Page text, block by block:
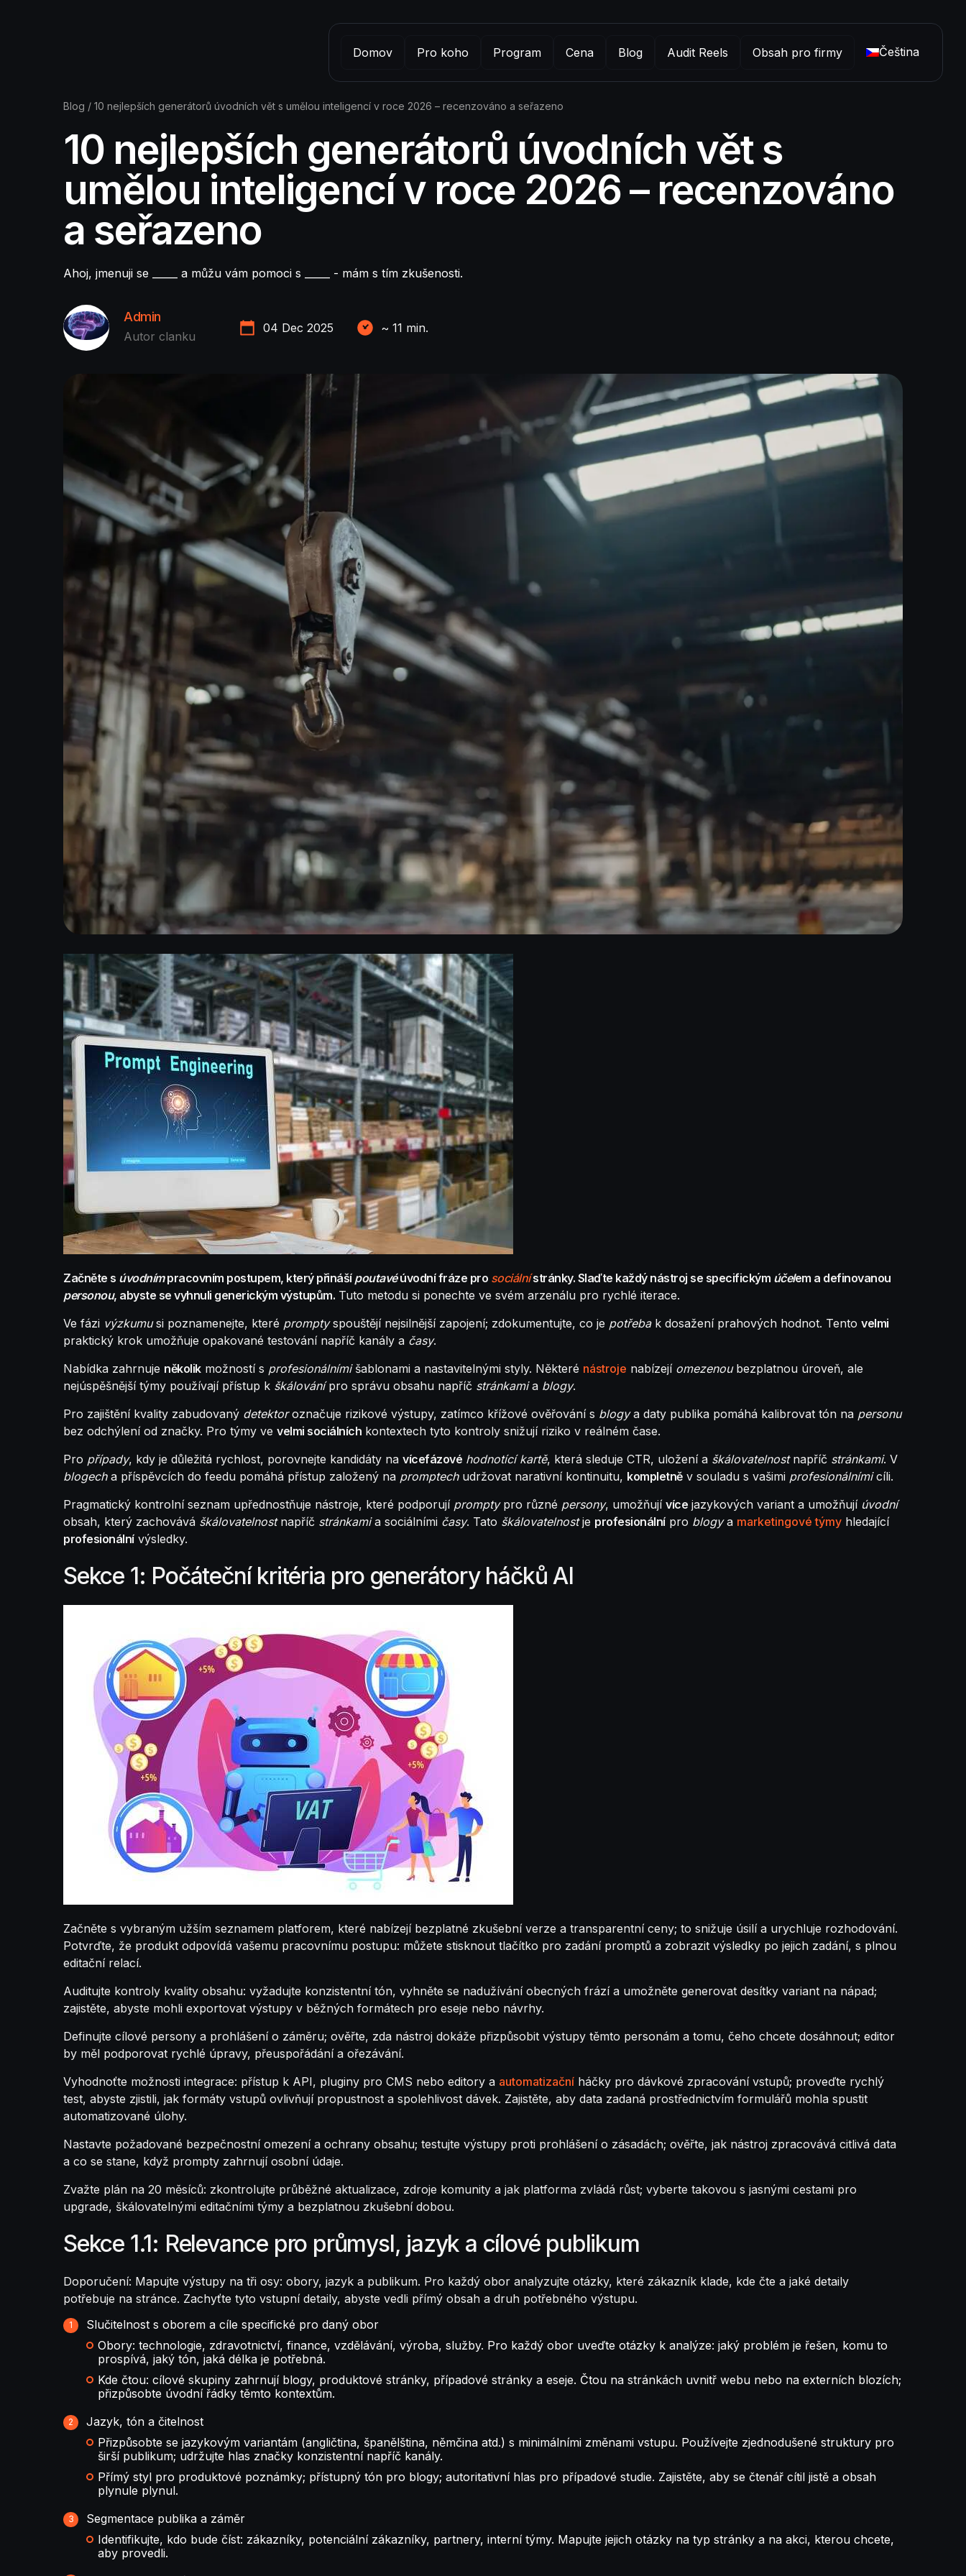
Domov Pro koho Program Cena Blog Audit Reels Obsah pro firmy Čeština
Blog / 10 nejlepších generátorů úvodních vět s umělou inteligencí v roce 2026 – recenzováno a seřazeno
10 nejlepších generátorů úvodních vět s
umělou inteligencí v roce 2026 – recenzováno
a seřazeno
Ahoj, jmenuji se _____ a můžu vám pomoci s _____ - mám s tím zkušenosti.
Admin
Autor clanku
04 Dec 2025 ~ 11 min.
Začněte s úvodnímpracovním postupem, který přináší poutavéúvodní fráze pro sociálnístránky. Slaďte každý nástroj se specifickým účelem a definovanou
personou, abyste se vyhnuli generickým výstupům. Tuto metodu si ponechte ve svém arzenálu pro rychlé iterace.
Ve fázi výzkumusi poznamenejte, které promptyspouštějí nejsilnější zapojení; zdokumentujte, co je potřebak dosažení prahových hodnot. Tento velmi
praktický krok umožňuje opakované testování napříč kanály a časy.
Nabídka zahrnuje několikmožností s profesionálnímišablonami a nastavitelnými styly. Některé nástroje nabízejí omezenoubezplatnou úroveň, ale
nejúspěšnější týmy používají přístup k škálovánípro správu obsahu napříč stránkamia blogy.
Pro zajištění kvality zabudovaný detektoroznačuje rizikové výstupy, zatímco křížové ověřování s blogya daty publika pomáhá kalibrovat tón na personu
bez odchýlení od značky. Pro týmy ve velmi sociálních kontextech tyto kontroly snižují riziko v reálném čase.
Pro případy, kdy je důležitá rychlost, porovnejte kandidáty na vícefázové hodnotící kartě, která sleduje CTR, uložení a škálovatelnostnapříč stránkami. V
blogecha příspěvcích do feedu pomáhá přístup založený na promptechudržovat narativní kontinuitu, kompletněv souladu s vašimi profesionálnímicíli.
Pragmatický kontrolní seznam upřednostňuje nástroje, které podporují promptypro různé persony, umožňují více jazykových variant a umožňují úvodní
obsah, který zachovává škálovatelnostnapříč stránkamia sociálními časy. Tato škálovatelnostje profesionálnípro blogya marketingové týmyhledající
profesionálnívýsledky.
Sekce 1: Počáteční kritéria pro generátory háčků AI
Začněte s vybraným užším seznamem platforem, které nabízejí bezplatné zkušební verze a transparentní ceny; to snižuje úsilí a urychluje rozhodování.
Potvrďte, že produkt odpovídá vašemu pracovnímu postupu: můžete stisknout tlačítko pro zadání promptů a zobrazit výsledky po jejich zadání, s plnou
editační relací.
Auditujte kontroly kvality obsahu: vyžadujte konzistentní tón, vyhněte se nadužívání obecných frází a umožněte generovat desítky variant na nápad;
zajistěte, abyste mohli exportovat výstupy v běžných formátech pro eseje nebo návrhy.
Definujte cílové persony a prohlášení o záměru; ověřte, zda nástroj dokáže přizpůsobit výstupy těmto personám a tomu, čeho chcete dosáhnout; editor
by měl podporovat rychlé úpravy, přeuspořádání a ořezávání.
Vyhodnoťte možnosti integrace: přístup k API, pluginy pro CMS nebo editory a automatizační háčky pro dávkové zpracování vstupů; proveďte rychlý
test, abyste zjistili, jak formáty vstupů ovlivňují propustnost a spolehlivost dávek. Zajistěte, aby data zadaná prostřednictvím formulářů mohla spustit
automatizované úlohy.
Nastavte požadované bezpečnostní omezení a ochrany obsahu; testujte výstupy proti prohlášení o zásadách; ověřte, jak nástroj zpracovává citlivá data
a co se stane, když prompty zahrnují osobní údaje.
Zvažte plán na 20 měsíců: zkontrolujte průběžné aktualizace, zdroje komunity a jak platforma zvládá růst; vyberte takovou s jasnými cestami pro
upgrade, škálovatelnými editačními týmy a bezplatnou zkušební dobou.
Sekce 1.1: Relevance pro průmysl, jazyk a cílové publikum
Doporučení: Mapujte výstupy na tři osy: obory, jazyk a publikum. Pro každý obor analyzujte otázky, které zákazník klade, kde čte a jaké detaily
potřebuje na stránce. Zachyťte tyto vstupní detaily, abyste vedli přímý obsah a druh potřebného výstupu.
Slučitelnost s oborem a cíle specifické pro daný obor
Obory: technologie, zdravotnictví, finance, vzdělávání, výroba, služby. Pro každý obor uveďte otázky k analýze: jaký problém je řešen, komu to
prospívá, jaký tón, jaká délka je potřebná.
Kde čtou: cílové skupiny zahrnují blogy, produktové stránky, případové stránky a eseje. Čtou na stránkách uvnitř webu nebo na externích blozích;
přizpůsobte úvodní řádky těmto kontextům.
Jazyk, tón a čitelnost
Přizpůsobte se jazykovým variantám (angličtina, španělština, němčina atd.) s minimálními změnami vstupu. Používejte zjednodušené struktury pro
širší publikum; udržujte hlas značky konzistentní napříč kanály.
Přímý styl pro produktové poznámky; přístupný tón pro blogy; autoritativní hlas pro případové studie. Zajistěte, aby se čtenář cítil jistě a obsah
plynule plynul.
Segmentace publika a záměr
Identifikujte, kdo bude číst: zákazníky, potenciální zákazníky, partnery, interní týmy. Mapujte jejich otázky na typ stránky a na akci, kterou chcete,
aby provedli.